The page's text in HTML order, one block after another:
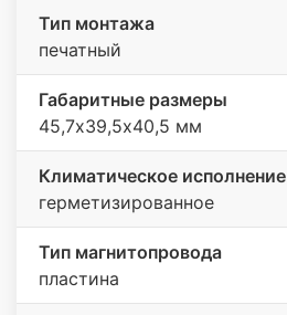
Тип монтажа
печатный
Габаритные размеры
45,7х39,5х40,5 мм
Климатическое исполнение
герметизированное
Тип магнитопровода
пластина